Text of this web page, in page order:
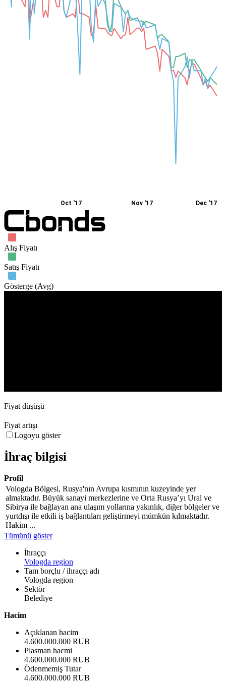
Oct '17 Nov '17 Dec '17
Alış Fiyatı
Satış Fiyatı
Gösterge (Avg)
Fiyat düşüşü
Fiyat artışı
Logoyu göster
İhraç bilgisi
Profil
Vologda Bölgesi, Rusya'nın Avrupa kısmının kuzeyinde yer
almaktadır. Büyük sanayi merkezlerine ve Orta Rusya’yı Ural ve
Sibirya ile bağlayan ana ulaşım yollarına yakınlık, diğer bölgeler ve
yurtdışı ile etkili iş bağlantıları geliştirmeyi mümkün kılmaktadır.
Hakim ...
Tümünü göster
İhraççı
Vologda region
Tam borçlu / ihraççı adı
Vologda region
Sektör
Belediye
Hacim
Açıklanan hacim
4.600.000.000 RUB
Plasman hacmi
4.600.000.000 RUB
Ödenmemiş Tutar
4.600.000.000 RUB